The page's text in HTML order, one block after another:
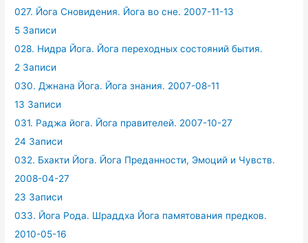
027. Йога Сновидения. Йога во сне. 2007-11-13
5 Записи
028. Нидра Йога. Йога переходных состояний бытия.
2 Записи
030. Джнана Йога. Йога знания. 2007-08-11
13 Записи
031. Раджа йога. Йога правителей. 2007-10-27
24 Записи
032. Бхакти Йога. Йога Преданности, Эмоций и Чувств.
2008-04-27
23 Записи
033. Йога Рода. Шраддха Йога памятования предков.
2010-05-16